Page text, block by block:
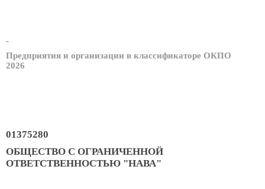
-
Предприятия и организации в классификаторе ОКПО
2026
01375280
ОБЩЕСТВО С ОГРАНИЧЕННОЙ
ОТВЕТСТВЕННОСТЬЮ "НАВА"